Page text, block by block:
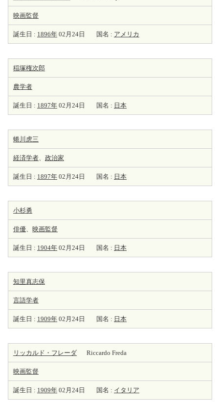
映画監督
誕生日 : 1896年 02月24日 国名 : アメリカ
稲塚権次郎
農学者
誕生日 : 1897年 02月24日 国名 : 日本
蜷川虎三
経済学者、 政治家
誕生日 : 1897年 02月24日 国名 : 日本
小杉勇
俳優、 映画監督
誕生日 : 1904年 02月24日 国名 : 日本
知里真志保
言語学者
誕生日 : 1909年 02月24日 国名 : 日本
リッカルド・フレーダ Riccardo Freda
映画監督
誕生日 : 1909年 02月24日 国名 : イタリア